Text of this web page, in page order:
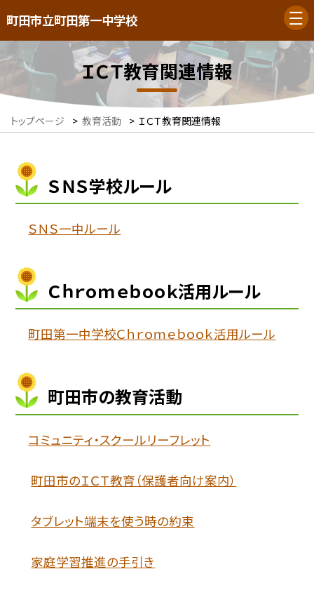
町田市立町田第一中学校
ＩＣＴ教育関連情報
トップページ > 教育活動 > ＩＣＴ教育関連情報
ＳＮＳ学校ルール
ＳＮＳ一中ルール
Ｃｈｒｏｍｅｂｏｏｋ活用ルール
町田第一中学校Ｃｈｒｏｍｅｂｏｏｋ活用ルール
町田市の教育活動
コミュニティ・スクールリーフレット
町田市のＩＣＴ教育（保護者向け案内）
タブレット端末を使う時の約束
家庭学習推進の手引き